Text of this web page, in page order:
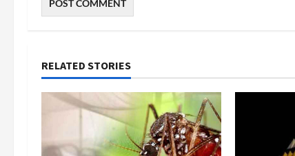
RELATED STORIES